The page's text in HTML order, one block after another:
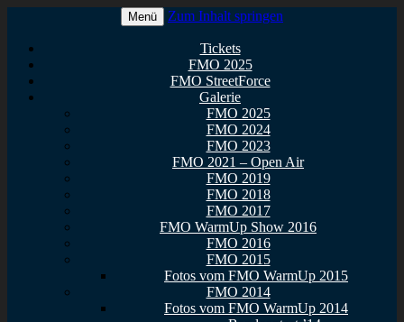
FullMetal Osthessen – 13. FMO
2026
Menü Zum Inhalt springen
Tickets
FMO 2025
FMO StreetForce
Galerie
FMO 2025
FMO 2024
FMO 2023
FMO 2021 – Open Air
FMO 2019
FMO 2018
FMO 2017
FMO WarmUp Show 2016
FMO 2016
FMO 2015
Fotos vom FMO WarmUp 2015
FMO 2014
Fotos vom FMO WarmUp 2014